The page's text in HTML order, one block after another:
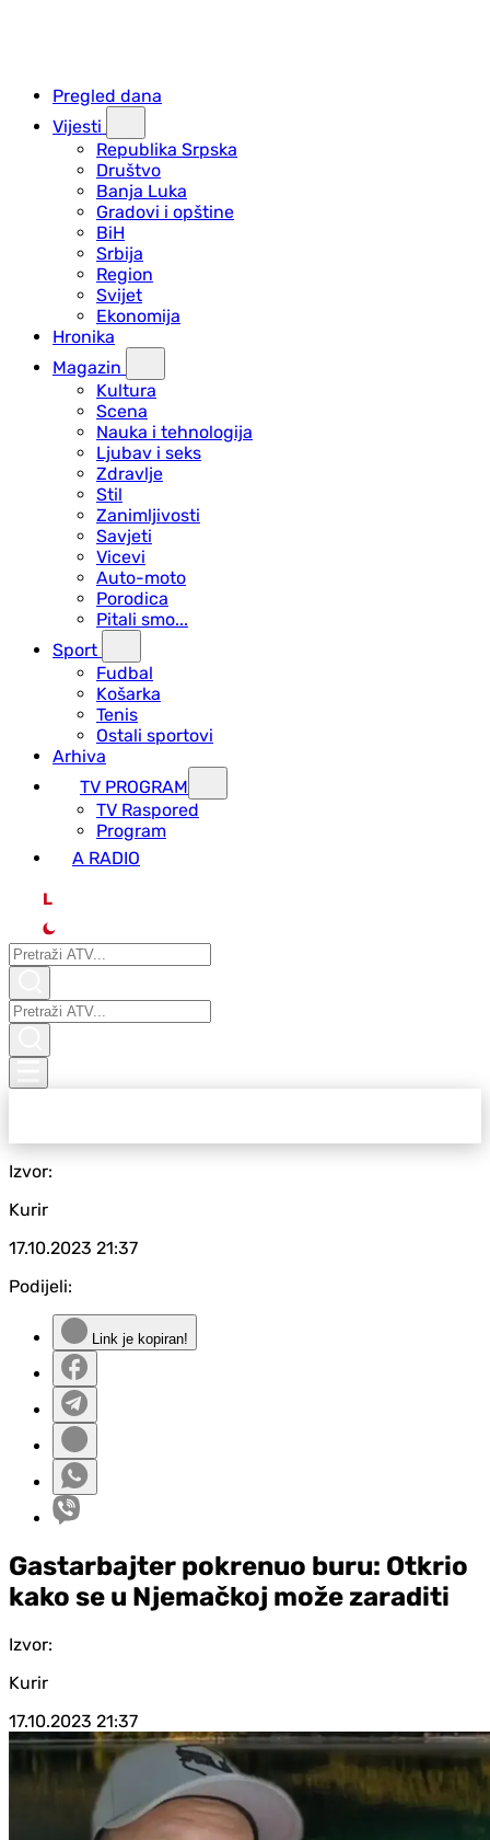
Pregled dana
Vijesti
Republika Srpska
Društvo
Banja Luka
Gradovi i opštine
BiH
Srbija
Region
Svijet
Ekonomija
Hronika
Magazin
Kultura
Scena
Nauka i tehnologija
Ljubav i seks
Zdravlje
Stil
Zanimljivosti
Savjeti
Vicevi
Auto-moto
Porodica
Pitali smo...
Sport
Fudbal
Košarka
Tenis
Ostali sportovi
Arhiva
TV PROGRAM
ТV Raspored
Program
A RADIO
L
Izvor:
Kurir
17.10.2023 21:37
Podijeli:
Link je kopiran!
Gastarbajter pokrenuo buru: Otkrio
kako se u Njemačkoj može zaraditi
Izvor:
Kurir
17.10.2023 21:37